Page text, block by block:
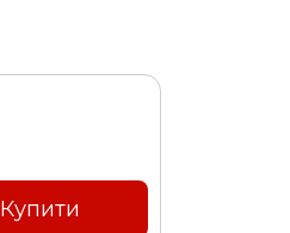
Купити